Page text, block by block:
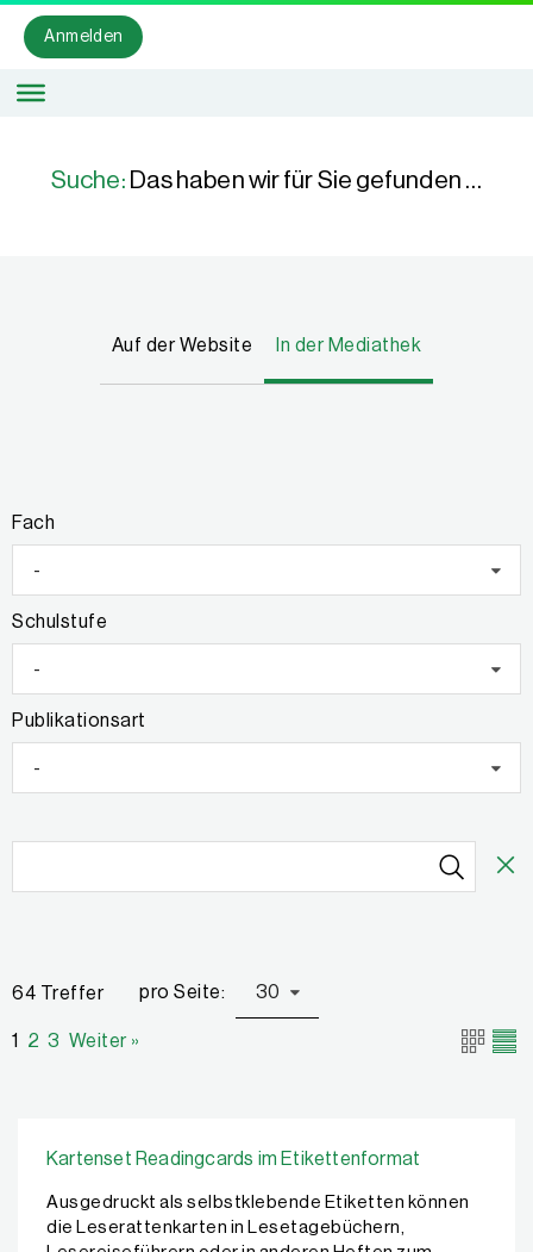
Anmelden
Suche: Das haben wir für Sie gefunden …
Auf der Website In der Mediathek
Fach
-
Schulstufe
-
Publikationsart
-
64 Treffer pro Seite: 30
1 2 3 Weiter »
Kartenset Readingcards im Etikettenformat
Ausgedruckt als selbstklebende Etiketten können
die Leserattenkarten in Lesetagebüchern,